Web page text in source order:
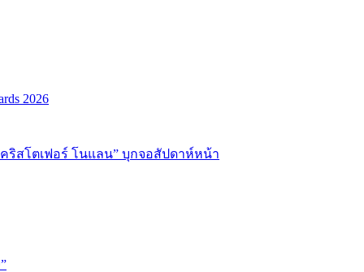
2026
คริสโตเฟอร์ โนแลน” บุกจอสัปดาห์หน้า